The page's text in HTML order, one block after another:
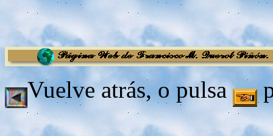
Vuelve atrás, o pulsa